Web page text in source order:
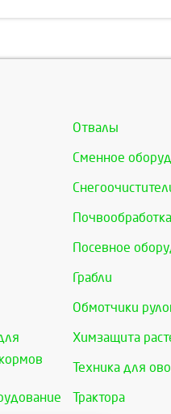
Отвалы
Сменное
Почвообработка
Посевное
Грабли
Обмотчики
Химзащита
Техника для
Трактора